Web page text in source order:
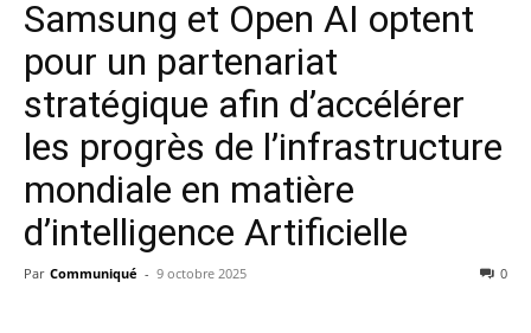
Samsung et Open AI optent
pour un partenariat
stratégique afin d’accélérer
les progrès de l’infrastructure
mondiale en matière
d’intelligence Artificielle
Par Communiqué - 9 octobre 2025 0